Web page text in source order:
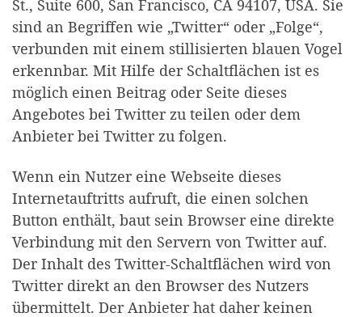
St., Suite 600, San Francisco, CA 94107, USA. Sie
sind an Begriffen wie „Twitter“ oder „Folge“,
verbunden mit einem stillisierten blauen Vogel
erkennbar. Mit Hilfe der Schaltflächen ist es
möglich einen Beitrag oder Seite dieses
Angebotes bei Twitter zu teilen oder dem
Anbieter bei Twitter zu folgen.
Wenn ein Nutzer eine Webseite dieses
Internetauftritts aufruft, die einen solchen
Button enthält, baut sein Browser eine direkte
Verbindung mit den Servern von Twitter auf.
Der Inhalt des Twitter-Schaltflächen wird von
Twitter direkt an den Browser des Nutzers
übermittelt. Der Anbieter hat daher keinen